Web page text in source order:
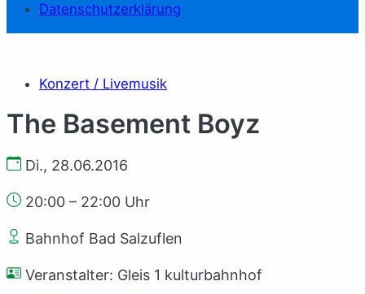
Datenschutzerklärung
Konzert / Livemusik
The Basement Boyz
Di., 28.06.2016
20:00 – 22:00 Uhr
Bahnhof Bad Salzuflen
Veranstalter: Gleis 1 kulturbahnhof